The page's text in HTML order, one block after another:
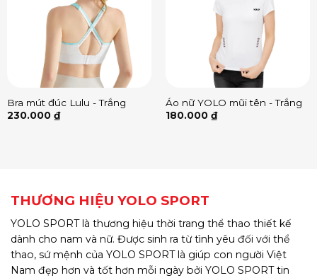
Bra mút đúc Lulu - Trắng
230.000 ₫
Áo nữ YOLO mũi tên - Trắng
180.000 ₫
THƯƠNG HIỆU YOLO SPORT
YOLO SPORT là thương hiệu thời trang thể thao thiết kế
dành cho nam và nữ. Được sinh ra từ tình yêu đối với thể
thao, sứ mệnh của YOLO SPORT là giúp con người Việt
Nam đẹp hơn và tốt hơn mỗi ngày bởi YOLO SPORT tin